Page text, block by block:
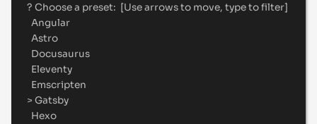
? Choose a preset: [Use arrows to move, type to filter]
Angular
Astro
Docusaurus
Eleventy
Emscripten
> Gatsby
Hexo